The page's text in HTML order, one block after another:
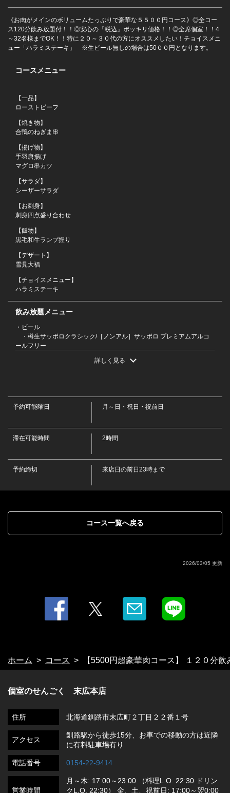
《お肉がメインのボリュームたっぷりで豪華な５５００円コース》◎全コー
ス120分飲み放題付！！◎安心の『税込』ポッキリ価格！！◎全席個室！！4
～32名様までOK！！特に２０～３０代の方にオススメしたい！チョイスメニ
ュー「ハラミステーキ」 ※生ビール無しの場合は50００円となります。
コースメニュー
【一品】
ローストビーフ
【焼き物】
合鴨のねぎま串
【揚げ物】
手羽唐揚げ
マグロ串カツ
【サラダ】
シーザーサラダ
【お刺身】
刺身四点盛り合わせ
【飯物】
黒毛和牛ランプ握り
【デザート】
雪見大福
【チョイスメニュー】
ハラミステーキ
飲み放題メニュー
・ビール
・樽生サッポロクラシック/［ノンアル］サッポロ プレミアムアルコ
ールフリー
・角ハイボール/デュワーズハイボール/くしろ夕日ハイボール
・焼酎［ロック・水割り・お湯割り］
・鏡月(甲類)/白糖 鍛高譚(紫蘇)/黒霧島(芋)/一刻者(芋)/からり芋(芋)/和
・日本酒［冷酒・熱燗］
・釧路 福司 上等辛口/釧路 福司 純米酒/釧路 福司 純米佳選/根室 北の
・梅酒/釧路 鍛高譚 梅酒/にごりゆず酒/マンゴー酒/もも酒/みかん酒
・ファジーネーブル/カシスオレンジ/カシスウーロン/ピーチウーロン
ュース/パインジュース/ぶどうジュース/コーヒー［アイス・ホット］/ホ
ットココア/ホットカフェオレ/ホットミルクティー/烏龍茶/緑茶
詳しく見る
予約可能曜日 月～日・祝日・祝前日
滞在可能時間 2時間
予約締切 来店日の前日23時まで
コース一覧へ戻る
2026/03/05 更新
ホーム コース 【5500円超豪華肉コース】 １２０分
込)全９品「ハラミステーキ」 | 個室のせんごく 末広本店
https://sengoku-suehiro.owst.jp/courses/209999745
個室のせんごく 末広本店
住所 北海道釧路市末広町２丁目２２番１号
アクセス
釧路駅から徒歩15分、お車での移動の方は近隣
に有料駐車場有り
電話番号 0154-22-9414
営業時間
月～木: 17:00～23:00 （料理L.O. 22:30 ドリン
クL.O. 22:30） 金、土、祝前日: 17:00～翌0:00